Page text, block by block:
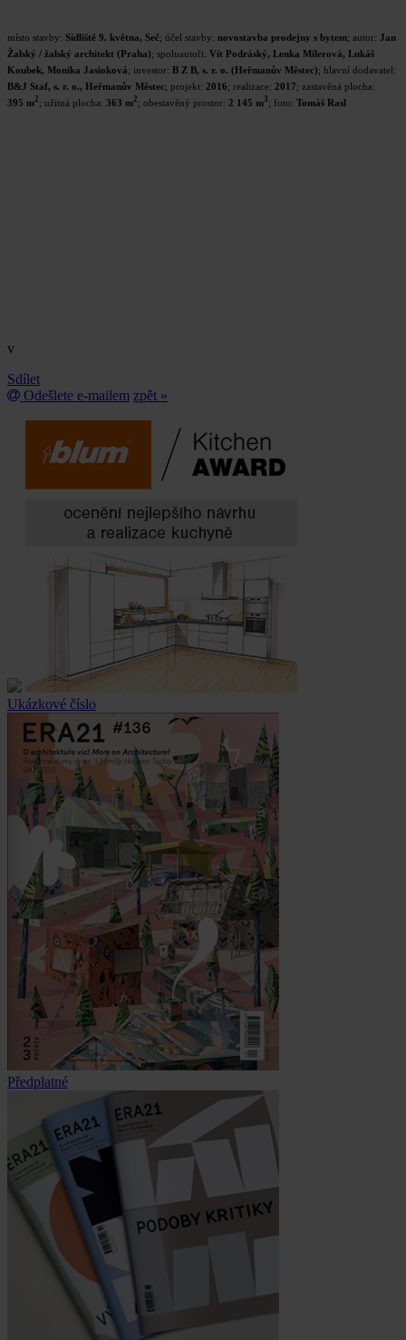
místo stavby: Sídliště 9. května, Seč; účel stavby: novostavba prodejny s bytem; autor: Jan
Žalský / žalský architekt (Praha); spoluautoři: Vít Podráský, Lenka Milerová, Lukáš
Koubek, Monika Jasioková; investor: B Z B, s. r. o. (Heřmanův Městec); hlavní dodavatel:
B&J Staf, s. r. o., Heřmanův Městec; projekt: 2016; realizace: 2017; zastavěná plocha:
395 m2 ; užitná plocha: 363 m2 ; obestavěný prostor: 2 145 m3 ; foto: Tomáš Rasl
v
Sdílet
Odešlete e-mailem zpět »
Ukázkové číslo
Předplatné